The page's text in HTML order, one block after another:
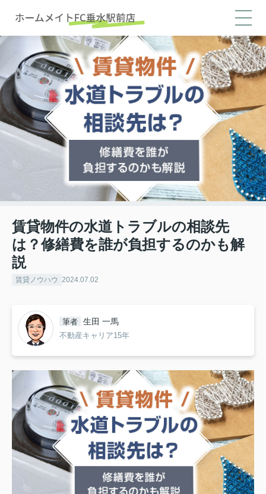
賃貸物件の水道トラブルの相談先
は？修繕費を誰が負担するのかも解
説
賃貸ノウハウ 2024.07.02
筆者 生田 一馬
不動産キャリア15年